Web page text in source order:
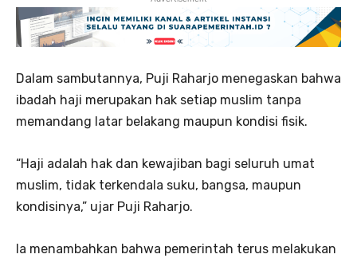
Dalam sambutannya, Puji Raharjo menegaskan bahwa
ibadah haji merupakan hak setiap muslim tanpa
memandang latar belakang maupun kondisi fisik.
“Haji adalah hak dan kewajiban bagi seluruh umat
muslim, tidak terkendala suku, bangsa, maupun
kondisinya,” ujar Puji Raharjo.
Ia menambahkan bahwa pemerintah terus melakukan